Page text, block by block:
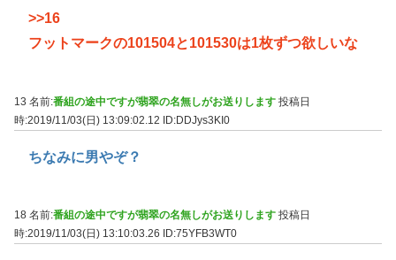
>>16
フットマークの101504と101530は1枚ずつ欲しいな
13 名前:番組の途中ですが翡翠の名無しがお送りします 投稿日
時:2019/11/03(日) 13:09:02.12 ID:DDJys3KI0
ちなみに男やぞ？
18 名前:番組の途中ですが翡翠の名無しがお送りします 投稿日
時:2019/11/03(日) 13:10:03.26
ID:75YFB3WT0